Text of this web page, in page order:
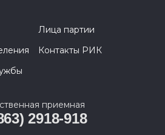
Лица партии
Контакты РИК
приемная
2918-918